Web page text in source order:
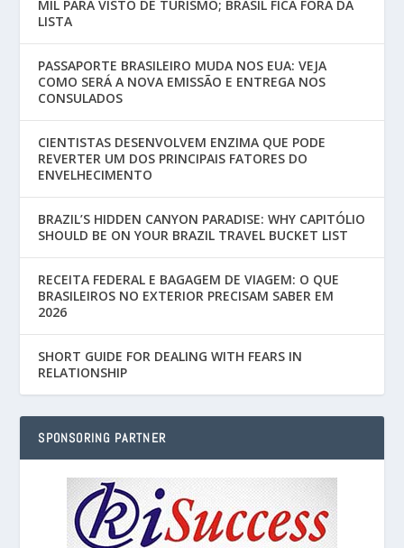
MIL PARA VISTO DE TURISMO; BRASIL FICA FORA DA
LISTA
PASSAPORTE BRASILEIRO MUDA NOS EUA: VEJA
COMO SERÁ A NOVA EMISSÃO E ENTREGA NOS
CONSULADOS
CIENTISTAS DESENVOLVEM ENZIMA QUE PODE
REVERTER UM DOS PRINCIPAIS FATORES DO
ENVELHECIMENTO
BRAZIL’S HIDDEN CANYON PARADISE: WHY CAPITÓLIO
SHOULD BE ON YOUR BRAZIL TRAVEL BUCKET LIST
RECEITA FEDERAL E BAGAGEM DE VIAGEM: O QUE
BRASILEIROS NO EXTERIOR PRECISAM SABER EM
2026
SHORT GUIDE FOR DEALING WITH FEARS IN
RELATIONSHIP
SPONSORING PARTNER